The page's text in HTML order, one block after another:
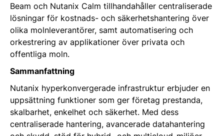
Beam och Nutanix Calm tillhandahåller centraliserade
lösningar för kostnads- och säkerhetshantering över
olika molnleverantörer, samt automatisering och
orkestrering av applikationer över privata och
offentliga moln.
Sammanfattning
Nutanix hyperkonvergerade infrastruktur erbjuder en
uppsättning funktioner som ger företag prestanda,
skalbarhet, enkelhet och säkerhet. Med dess
centraliserade hantering, avancerade datahantering